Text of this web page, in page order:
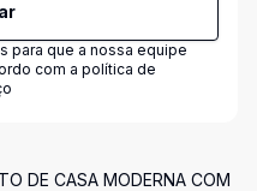
para que a nossa equipe
com a política de
DE CASA MODERNA COM